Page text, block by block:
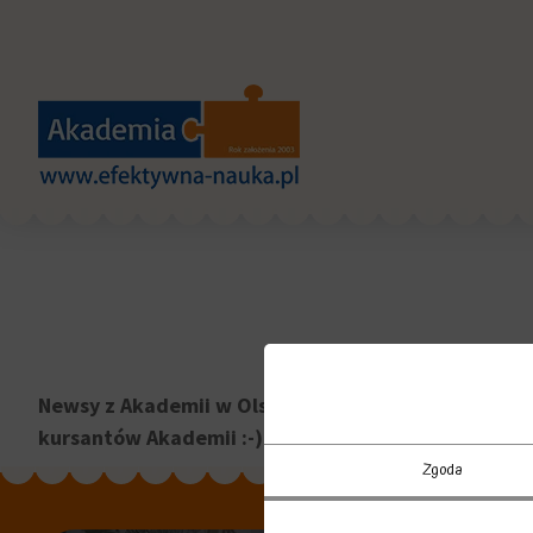
Newsy z Akademii w Olsztynie przy ul.
kursantów Akademii :-)
Zgoda